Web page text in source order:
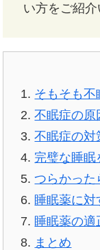
い方をご紹介
そもそも不
不眠症の原
不眠症の対
完璧な睡眠
つらかった
睡眠薬に対
睡眠薬の適
まとめ